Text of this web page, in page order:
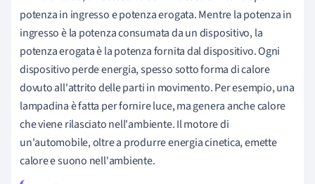
potenza in ingresso e potenza erogata. Mentre la potenza in
ingresso è la potenza consumata da un dispositivo, la
potenza erogata è la potenza fornita dal dispositivo. Ogni
dispositivo perde energia, spesso sotto forma di calore
dovuto all'attrito delle parti in movimento. Per esempio, una
lampadina è fatta per fornire luce, ma genera anche calore
che viene rilasciato nell'ambiente. Il motore di
un'automobile, oltre a produrre energia cinetica, emette
calore e suono nell'ambiente.